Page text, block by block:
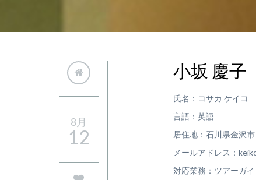
8月
12
小坂 慶子
氏名：コサカ ケイコ
言語：英語
居住地：石川県金沢市
メールアドレス：
対応業務：ツアーガイ